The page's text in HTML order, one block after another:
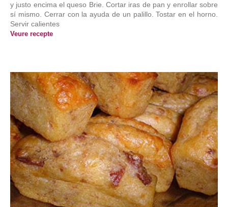
y justo encima el queso Brie. Cortar iras de pan y enrollar sobre
sí mismo. Cerrar con la ayuda de un palillo. Tostar en el horno.
Servir calientes
Veure recepte